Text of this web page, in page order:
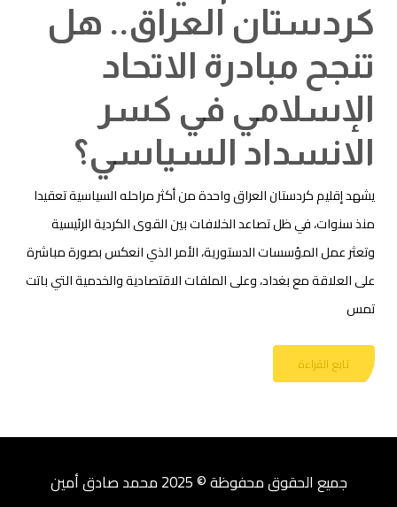
كردستان العراق.. هل
تنجح مبادرة الاتحاد
الإسلامي في كسر
الانسداد السياسي؟
يشهد إقليم كردستان العراق واحدة من أكثر مراحله السياسية تعقيدا
منذ سنوات، في ظل تصاعد الخلافات بين القوى الكردية الرئيسية
وتعثر عمل المؤسسات الدستورية، الأمر الذي انعكس بصورة مباشرة
على العلاقة مع بغداد، وعلى الملفات الاقتصادية والخدمية التي باتت
تمس
تابع القراءة
جميع الحقوق محفوظة © 2025 محمد صادق أمين